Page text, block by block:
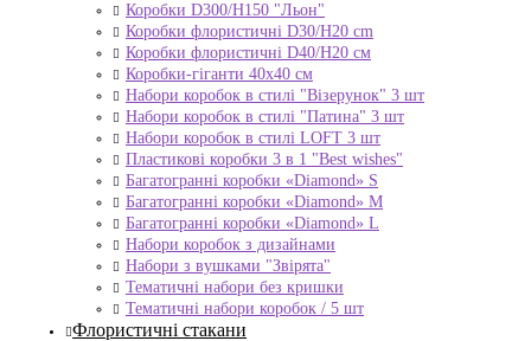
Коробки D300/H150 "Льон"
Коробки флористичні D30/H20 cm
Коробки флористичні D40/H20 cм
Коробки-гіганти 40x40 см
Набори коробок в стилі "Візерунок" 3 шт
Набори коробок в стилі "Патина" 3 шт
Набори коробок в стилі LOFT 3 шт
Пластикові коробки 3 в 1 "Best wishes"
Багатогранні коробки «Diamond» S
Багатогранні коробки «Diamond» M
Багатогранні коробки «Diamond» L
Набори коробок з дизайнами
Набори з вушками "Звірята"
Тематичні набори без кришки
Тематичні набори коробок / 5 шт
Флористичні стакани